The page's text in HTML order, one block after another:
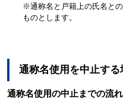
※通称名と戸籍上の氏名と
ものとします。
通称名使用を中止する
通称名使用の中止までの流れ